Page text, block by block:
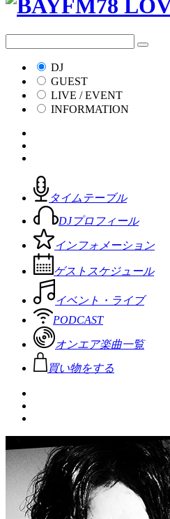
DJ
GUEST
LIVE / EVENT
INFORMATION
タイムテーブル
DJプロフィール
インフォメーション
ゲストスケジュール
イベント・ライブ
PODCAST
オンエア楽曲一覧
買い物をする